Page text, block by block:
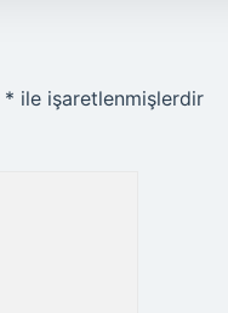
* ile işaretlenmişlerdir